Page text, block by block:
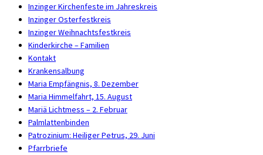
Inzinger Kirchenfeste im Jahreskreis
Inzinger Osterfestkreis
Inzinger Weihnachtsfestkreis
Kinderkirche – Familien
Kontakt
Krankensalbung
Maria Empfängnis, 8. Dezember
Maria Himmelfahrt, 15. August
Mariä Lichtmess – 2. Februar
Palmlattenbinden
Patrozinium: Heiliger Petrus, 29. Juni
Pfarrbriefe